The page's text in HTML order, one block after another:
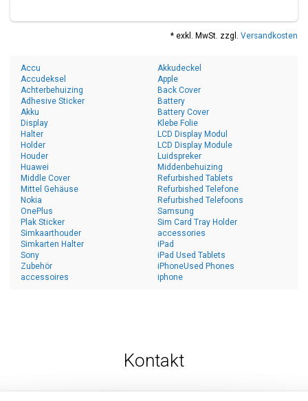
* exkl. MwSt. zzgl. Versandkosten
Accu
Accudeksel
Achterbehuizing
Adhesive Sticker
Akku
Akkudeckel
Apple
Back Cover
Battery
Battery Cover
Display
Halter
Holder
Houder
Huawei
Klebe Folie
LCD Display Modul
LCD Display Module
Luidspreker
Middenbehuizing
Middle Cover
Mittel Gehäuse
Nokia
OnePlus
Plak Sticker
Refurbished Tablets
Refurbished Telefone
Refurbished Telefoons
Samsung
Sim Card Tray Holder
Simkaarthouder
Simkarten Halter
Sony
Zubehör
accessoires
accessories
iPad
iPad Used Tablets
iPhoneUsed Phones
iphone
Kontakt